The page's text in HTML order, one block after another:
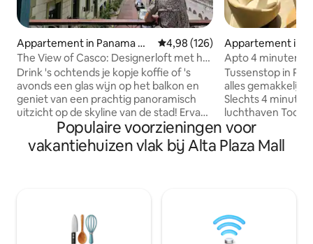
Appartement in Panama Cit
y
Gemiddelde beoordeling van
4,98 (126)
The View of Casco: Designerloft met het
beste balkon
Drink 's ochtends je kopje koffie of 's
avonds een glas wijn op het balkon en
geniet van een prachtig panoramisch
uitzicht op de skyline van de stad! ​Ervaar
het absolute beste van Casco Viejo
vanuit deze elegante, volledig
gerenoveerde loft met één slaapkamer.
hele stad aan je voeten. ​Je bent op een
steenworp afstand van restaurants van
Appartement in
Apto 4 minuten
24-uurs check-in
Tussenstop in
alles gemakkelijk
Slechts 4
luchthaven
vroege vluchten
Een modern,
appartement
het metrostation
Populaire voorzieningen voor
vakantiehuizen vlak bij Alta Plaza Mall